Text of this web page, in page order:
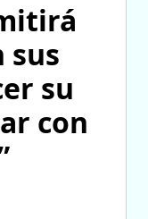
sus
su
con